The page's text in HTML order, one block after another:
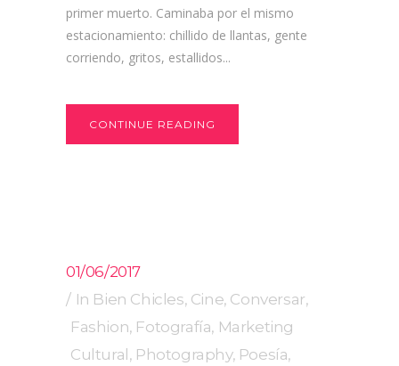
primer muerto. Caminaba por el mismo
estacionamiento: chillido de llantas, gente
corriendo, gritos, estallidos...
CONTINUE READING
01/06/2017
In Bien Chicles, Cine, Conversar,
Fashion, Fotografía, Marketing
Cultural, Photography, Poesía,